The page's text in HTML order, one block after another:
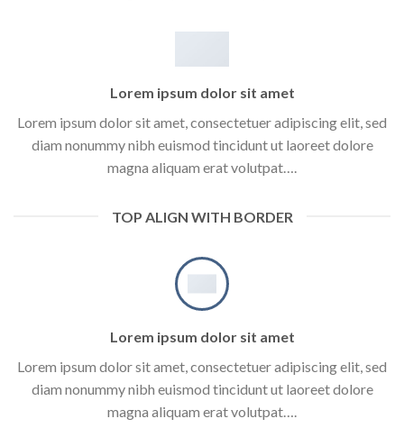
Lorem ipsum dolor sit amet
Lorem ipsum dolor sit amet, consectetuer adipiscing elit, sed
diam nonummy nibh euismod tincidunt ut laoreet dolore
magna aliquam erat volutpat….
TOP ALIGN WITH BORDER
Lorem ipsum dolor sit amet
Lorem ipsum dolor sit amet, consectetuer adipiscing elit, sed
diam nonummy nibh euismod tincidunt ut laoreet dolore
magna aliquam erat volutpat….